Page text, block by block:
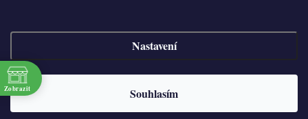
Nastavení
Souhlasím
Velkoobchod
Doprava a platba
Vytvořil Shoptet
Copyright 2026
cookies
Zobrazit